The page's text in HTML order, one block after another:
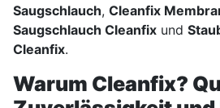
Saugschlauch, Cleanfix
Saugschlauch Cleanfix und
Cleanfix.
Warum Cleanfix?